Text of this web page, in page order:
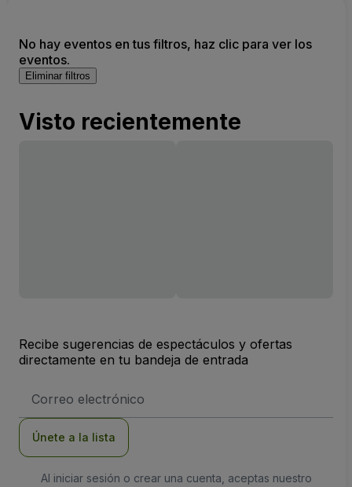
No hay eventos en tus filtros, haz clic para ver los
eventos.
Eliminar filtros
Visto recientemente
Recibe sugerencias de espectáculos y ofertas
directamente en tu bandeja de entrada
de
Únete a la lista
Al iniciar sesión o crear una cuenta, aceptas nuestro